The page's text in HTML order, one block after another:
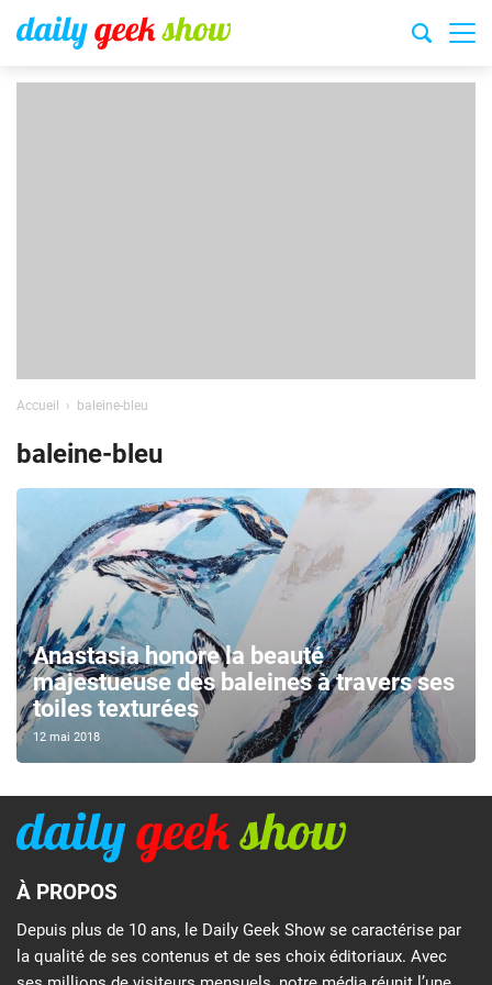
Accueil baleine-bleu
baleine-bleu
Anastasia honore la beauté
majestueuse des baleines à travers ses
toiles texturées
12 mai 2018
À PROPOS
Depuis plus de 10 ans, le Daily Geek Show se caractérise par
la qualité de ses contenus et de ses choix éditoriaux. Avec